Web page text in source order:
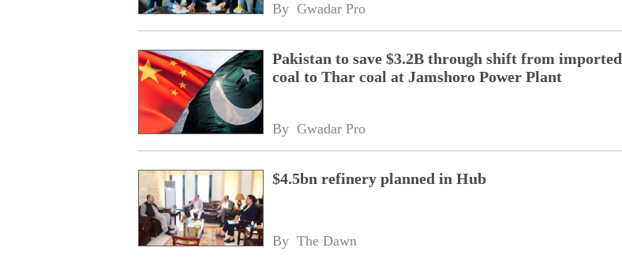
By Gwadar Pro
Pakistan to save $3.2B through shift from imported
coal to Thar coal at Jamshoro Power Plant
By Gwadar Pro
$4.5bn refinery planned in Hub
By The Dawn